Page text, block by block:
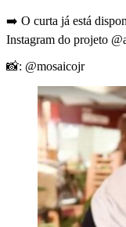
➡️ O curta já está
Instagram do projeto
📸: @mosaicojr